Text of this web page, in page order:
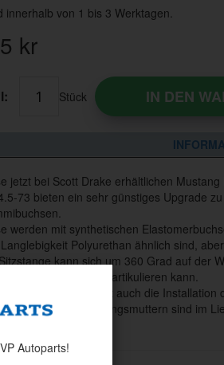
innerhalb von 1 bis 3 Werktagen.
kr
Stück IN DEN
jetzt bei Scott Drake erhältlichen
73 bieten ein sehr günstiges Upgrade
werden mit synthetischen
Polyurethan ähnlich sind,
kann sich um 360 Grad auf der
frei artikulieren kann.
Merkmal erleichtert auch die
und Sicherungsmuttern sind im
Autoparts!